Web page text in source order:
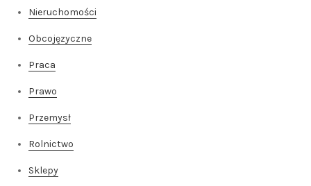
Nieruchomości
Obcojęzyczne
Praca
Prawo
Przemysł
Rolnictwo
Sklepy